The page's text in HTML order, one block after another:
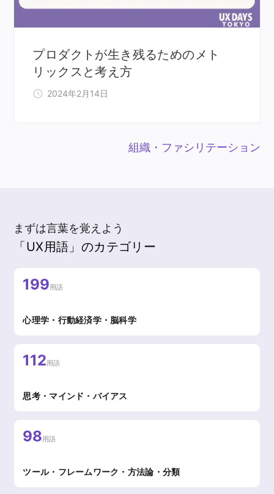
プロダクトが生き残るためのメト
リックスと考え方
2024年2月14日
組織・ファシリテーション
まずは言葉を覚えよう
「UX用語」のカテゴリー
199用語
心理学・行動経済学・脳科学
112用語
思考・マインド・バイアス
98用語
ツール・フレームワーク・方法論・分類